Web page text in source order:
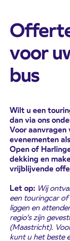
voor
bus
Wilt u een
dan via ons
Voor
evenementen
Open of
dekking en
vrijblijvende
Let op: Wij
een touringcar of
liggen en
regio’s zijn
(Maastricht).
kunt u het beste